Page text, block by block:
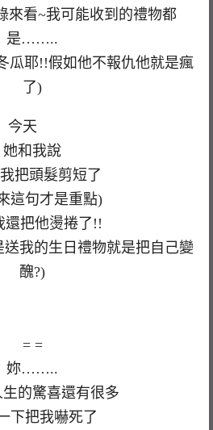
來看~我可能收到的禮物都
是……..
瓜耶!!假如他不報仇他就是瘋
了)
今天
她和我說
把頭髮剪短了
這句才是重點)
還把他燙捲了!!
送我的生日禮物就是把自己變
醜?)
= =
妳……..
的驚喜還有很多
下把我嚇死了